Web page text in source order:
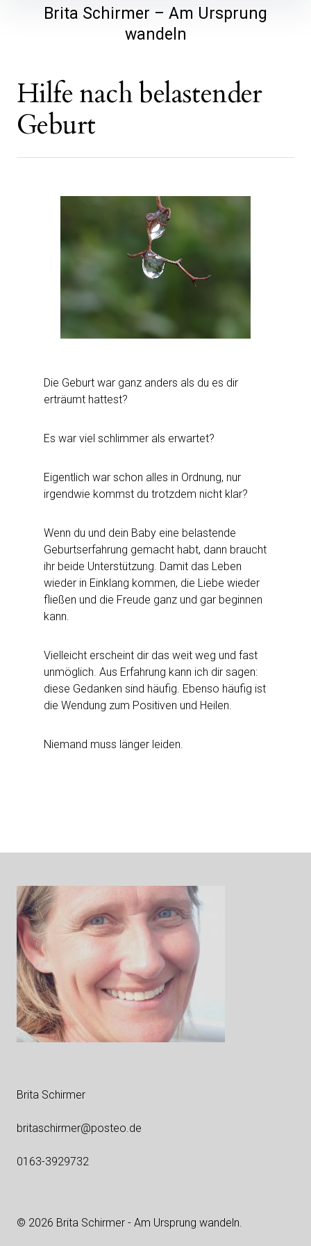
Brita Schirmer – Am Ursprung
wandeln
Hilfe nach belastender
Geburt
Die Geburt war ganz anders als du es dir
erträumt hattest?
Es war viel schlimmer als erwartet?
Eigentlich war schon alles in Ordnung, nur
irgendwie kommst du trotzdem nicht klar?
Wenn du und dein Baby eine belastende
Geburtserfahrung gemacht habt, dann braucht
ihr beide Unterstützung. Damit das Leben
wieder in Einklang kommen, die Liebe wieder
fließen und die Freude ganz und gar beginnen
kann.
Vielleicht erscheint dir das weit weg und fast
unmöglich. Aus Erfahrung kann ich dir sagen:
diese Gedanken sind häufig. Ebenso häufig ist
die Wendung zum Positiven und Heilen.
Niemand muss länger leiden.
Brita Schirmer
britaschirmer@posteo.de
0163-3929732
© 2026 Brita Schirmer - Am Ursprung wandeln.